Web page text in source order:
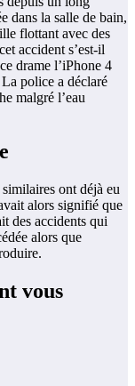
dans la salle de bain,
flottant avec des
accident s’est-il
drame l’iPhone 4
police a déclaré
malgré l’eau
ont déjà eu
alors signifié que
des accidents qui
alors que
vous